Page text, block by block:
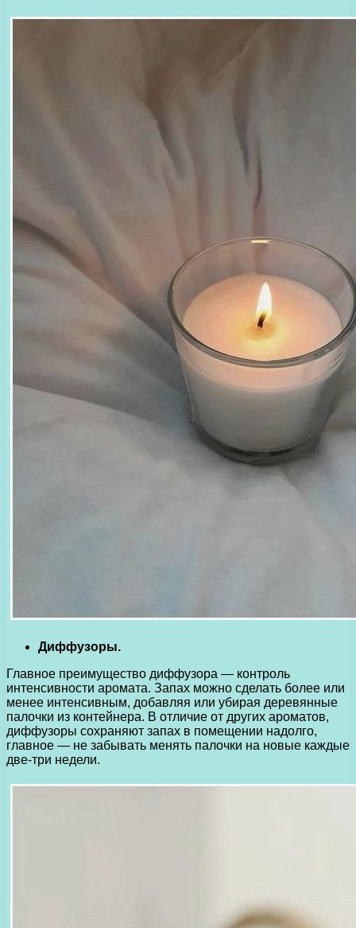
Диффузоры.
Главное преимущество диффузора — контроль
интенсивности аромата. Запах можно сделать более или
менее интенсивным, добавляя или убирая деревянные
палочки из контейнера. В отличие от других ароматов,
диффузоры сохраняют запах в помещении надолго,
главное — не забывать менять палочки на новые каждые
две-три недели.